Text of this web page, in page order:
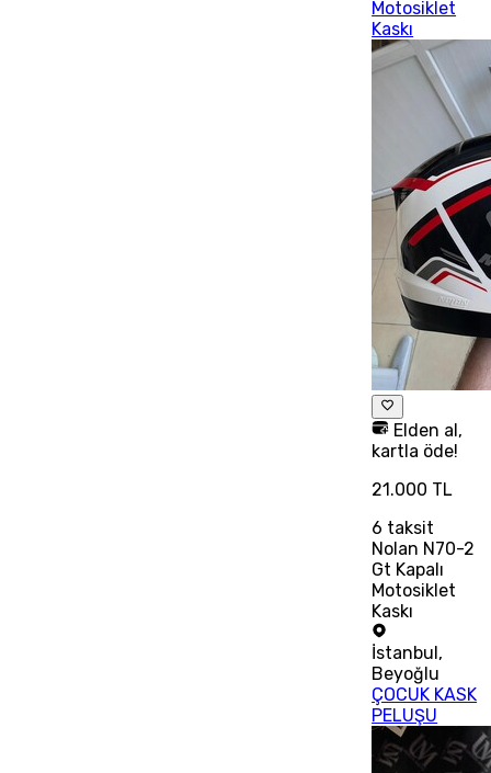
Motosiklet
Kaskı
Elden al,
kartla öde!
21.000 TL
6 taksit
Nolan N70-2
Gt Kapalı
Motosiklet
Kaskı
İstanbul ,
Beyoğlu
ÇOCUK KASK
PELUŞU